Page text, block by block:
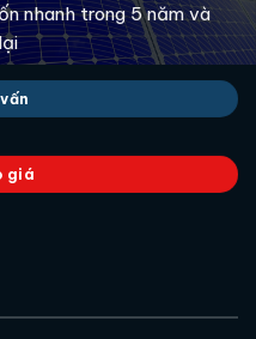
nhanh trong 5 năm và
giá